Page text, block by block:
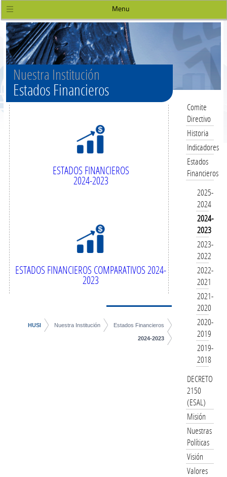
Menu
Nuestra Institución
Estados Financieros
ESTADOS FINANCIEROS
2024-2023
ESTADOS FINANCIEROS COMPARATIVOS 2024-
2023
HUSI Nuestra Institución Estados Financieros
2024-2023
Comite
Directivo
Historia
Indicadores
Estados
Financieros
2025-
2024
2024-
2023
2023-
2022
2022-
2021
2021-
2020
2020-
2019
2019-
2018
DECRETO
2150
(ESAL)
Misión
Nuestras
Políticas
Visión
Valores